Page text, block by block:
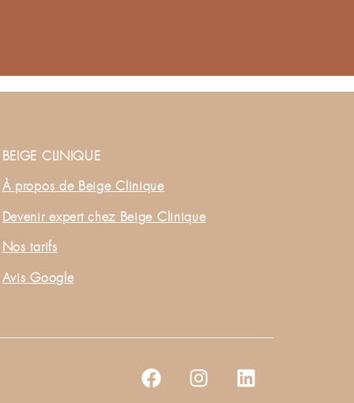
BEIGE CLINIQUE
À propos de Beige Clinique
Devenir expert chez Beige Clinique
Nos tarifs
Avis Google